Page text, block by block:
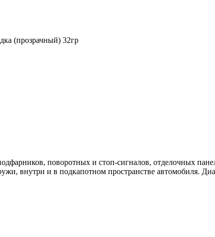
(прозрачный) 32гр
поворотных и стоп-сигналов, отделочных
внутри и в подкапотном пространстве автомобиля.